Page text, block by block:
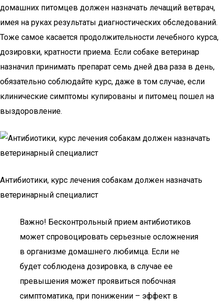
домашних питомцев должен назначать лечащий ветврач,
имея на руках результаты диагностических обследований.
Тоже самое касается продолжительности лечебного курса,
дозировки, кратности приема. Если собаке ветеринар
назначил принимать препарат семь дней два раза в день,
обязательно соблюдайте курс, даже в том случае, если
клинические симптомы купированы и питомец пошел на
выздоровление.
Антибиотики, курс лечения собакам должен назначать
ветеринарный специалист
Важно! Бесконтрольный прием антибиотиков
может спровоцировать серьезные осложнения
в организме домашнего любимца. Если не
будет соблюдена дозировка, в случае ее
превышения может проявиться побочная
симптоматика, при понижении – эффект в